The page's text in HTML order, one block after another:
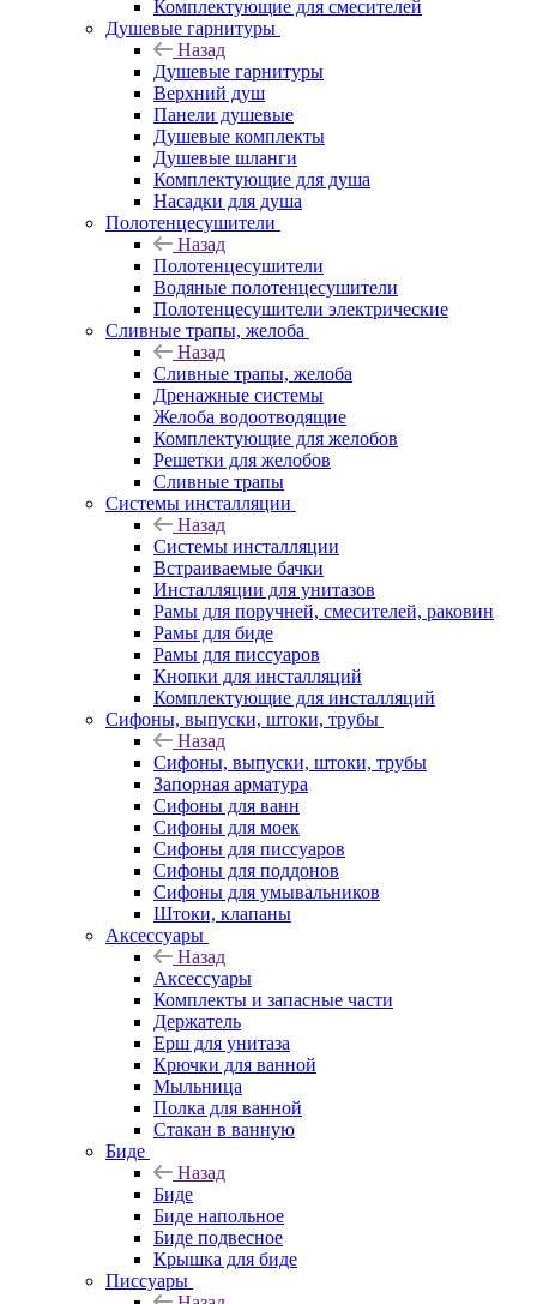
Комплектующие для смесителей
Душевые гарнитуры
Назад
Душевые гарнитуры
Верхний душ
Панели душевые
Душевые комплекты
Душевые шланги
Комплектующие для душа
Насадки для душа
Полотенцесушители
Назад
Полотенцесушители
Водяные полотенцесушители
Полотенцесушители электрические
Сливные трапы, желоба
Назад
Сливные трапы, желоба
Дренажные системы
Желоба водоотводящие
Комплектующие для желобов
Решетки для желобов
Сливные трапы
Системы инсталляции
Назад
Системы инсталляции
Встраиваемые бачки
Инсталляции для унитазов
Рамы для поручней, смесителей, раковин
Рамы для биде
Рамы для писсуаров
Кнопки для инсталляций
Комплектующие для инсталляций
Сифоны, выпуски, штоки, трубы
Назад
Сифоны, выпуски, штоки, трубы
Запорная арматура
Сифоны для ванн
Сифоны для моек
Сифоны для писсуаров
Сифоны для поддонов
Сифоны для умывальников
Штоки, клапаны
Аксессуары
Назад
Аксессуары
Комплекты и запасные части
Держатель
Ерш для унитаза
Крючки для ванной
Мыльница
Полка для ванной
Стакан в ванную
Биде
Назад
Биде
Биде напольное
Биде подвесное
Крышка для биде
Писсуары